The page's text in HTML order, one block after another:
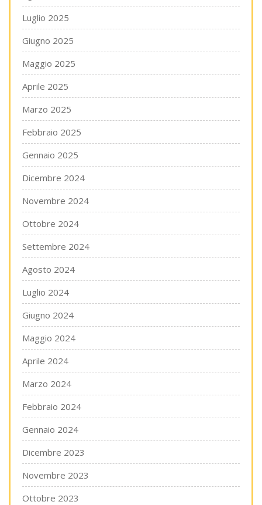
Luglio 2025
Giugno 2025
Maggio 2025
Aprile 2025
Marzo 2025
Febbraio 2025
Gennaio 2025
Dicembre 2024
Novembre 2024
Ottobre 2024
Settembre 2024
Agosto 2024
Luglio 2024
Giugno 2024
Maggio 2024
Aprile 2024
Marzo 2024
Febbraio 2024
Gennaio 2024
Dicembre 2023
Novembre 2023
Ottobre 2023